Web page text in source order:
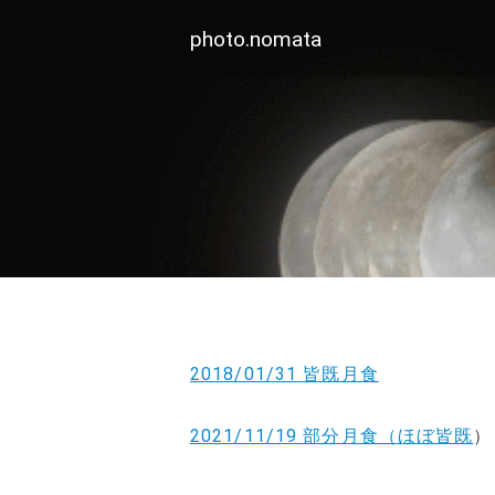
photo.nomata
2018/01/31 皆既月食
2021/11/19 部分月食（ほぼ皆既）